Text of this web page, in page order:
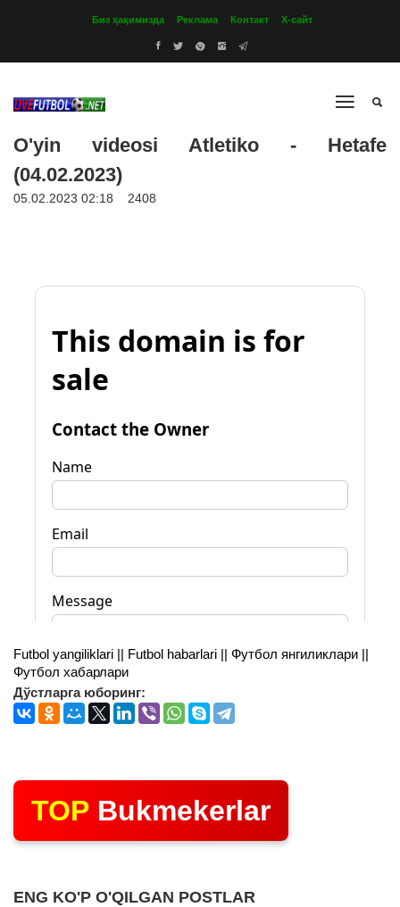
Биз ҳақимизда Реклама Контакт Х-сайт
O'yin videosi Atletiko - Hetafe
(04.02.2023)
05.02.2023 02:18 2408
Futbol yangiliklari || Futbol habarlari || Футбол янгиликлари ||
Футбол хабарлари
Дўстларга юборинг:
TOP Bukmekerlar
ENG KO'P O'QILGAN POSTLAR